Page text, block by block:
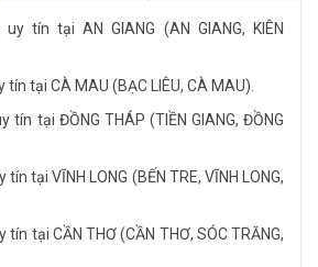
tín tại AN GIANG (AN GIANG, KIÊN
tín tại CÀ MAU (BẠC LIÊU, CÀ MAU).
tín tại ĐỒNG THÁP (TIỀN GIANG, ĐỒNG
tại VĨNH LONG (BẾN TRE, VĨNH LONG,
tín tại CẦN THƠ (CẦN THƠ, SÓC TRĂNG,